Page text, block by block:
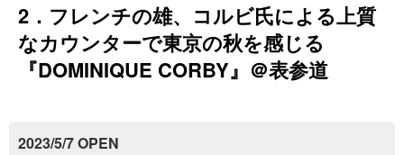
2．フレンチの雄、コルビ氏による上質
なカウンターで東京の秋を感じる
『DOMINIQUE CORBY』＠表参道
2023/5/7 OPEN